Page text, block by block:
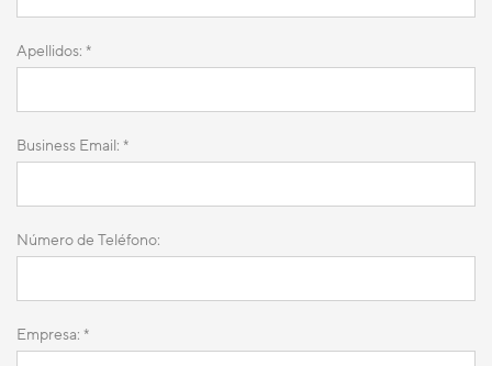
Apellidos: *
Business Email: *
Número de Teléfono:
Empresa: *